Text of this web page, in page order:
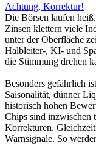
Achtung, Korrektur!
Die Börsen laufen
Zinsen klettern viele
unter der Oberfläche
Halbleiter-, KI- und
die Stimmung drehen
Besonders gefährlich
Saisonalität, dünner
historisch hohen
Chips sind inzwischen
Korrekturen.
Warnsignale. So